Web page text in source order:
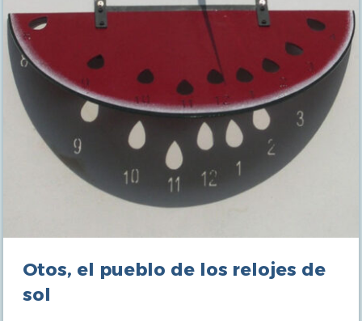
Otos, el pueblo de los relojes de
sol